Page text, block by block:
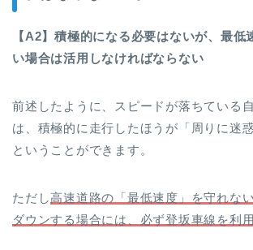
【A2】積極的になる必要はないが、最低
い場合は活用しなければならない
前述したように、スピードが落ちている
は、積極的に走行したほうが「周りに迷
ということができます。
ただし高速道路の「最低速度」を守れな
ダウンする場合には、必ず登坂車線を利用